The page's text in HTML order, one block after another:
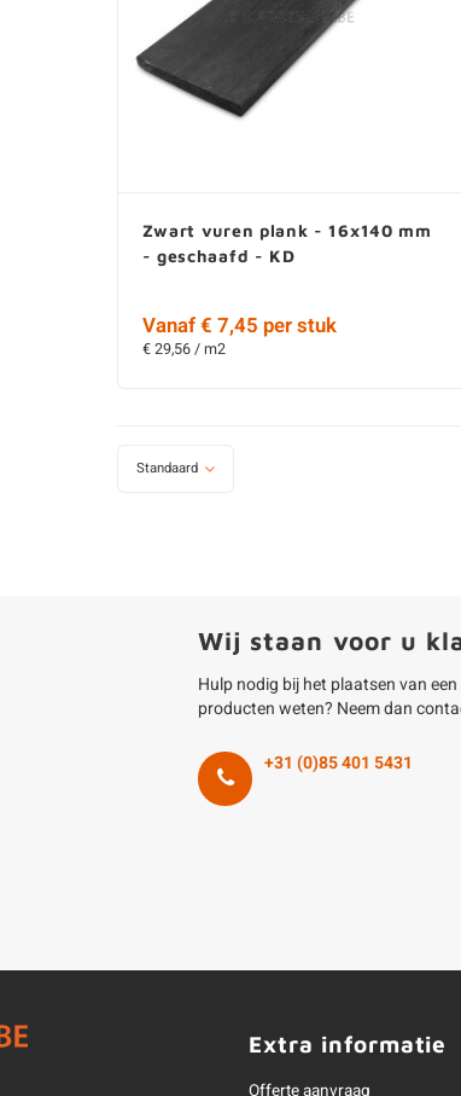
Zwart vuren plank - 16x140 mm
- geschaafd - KD
Vanaf € 7,45 per stuk
€ 29,56 / m2
Standaard
Wij staan voor u
Hulp nodig bij het plaatsen van
producten weten? Neem dan
+31 (0)85 401 5431
Extra informatie
Offerte aanvraag